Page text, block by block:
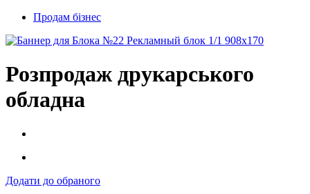
Продам бізнес
Розпродаж друкарського
обладна
Додати до обраного